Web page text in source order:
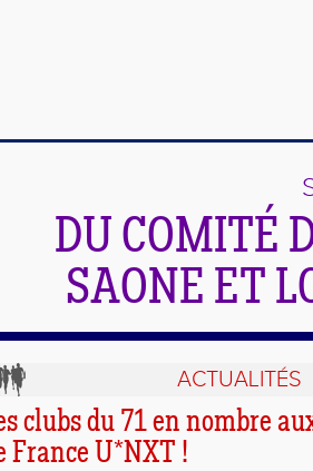
DU COMITÉ
SAONE ET
ACTUALITÉS
clubs du 71 en nombre
France U*NXT !